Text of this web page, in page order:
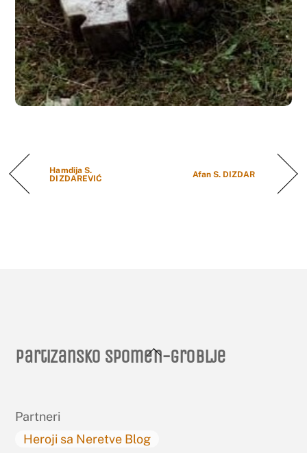
Hamdija S.
DIZDAREVIĆ
Afan S. DIZDAR
Back
Partizansko spomen-groblje
Partneri
Heroji sa Neretve Blog